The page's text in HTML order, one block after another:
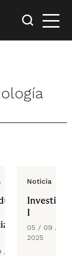
/
Noticia
I
05 / 09 /
2025